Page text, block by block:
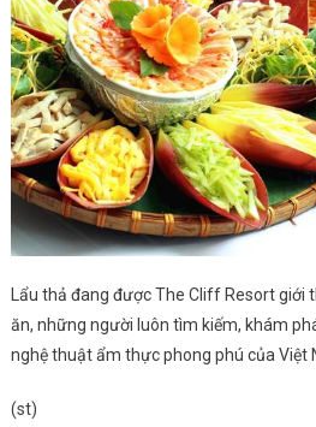
Lẩu thả đang được The Cliff Resort giới
ăn, những người luôn tìm kiếm, khám
nghệ thuật ẩm thực phong phú của Việt
(st)